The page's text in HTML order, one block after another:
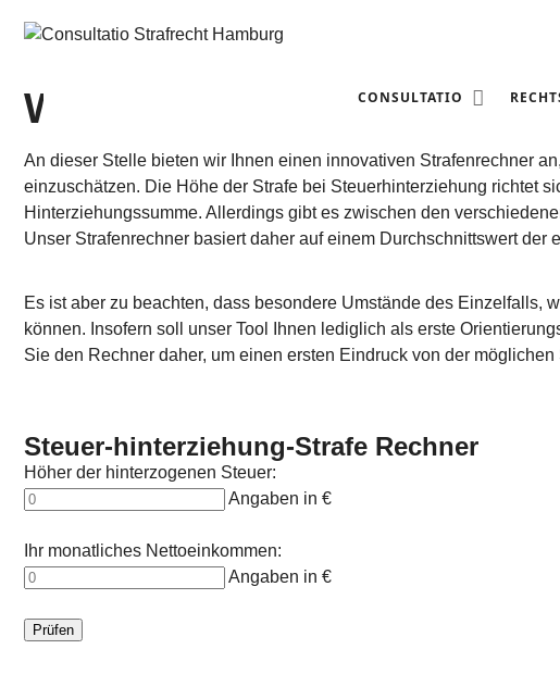
CONSULTATIO
WELCHE STRAFE DROHT
An dieser Stelle bieten wir Ihnen einen innovativen Strafenrechner
einzuschätzen. Die Höhe der Strafe bei Steuerhinterziehung richtet
Hinterziehungssumme. Allerdings gibt es zwischen den
Unser Strafenrechner basiert daher auf einem Durchschnittswert der
Es ist aber zu beachten, dass besondere Umstände des Einzelfalls,
können. Insofern soll unser Tool Ihnen lediglich als erste
Sie den Rechner daher, um einen ersten Eindruck von der
Steuer-hinterziehung-Strafe Rechner
Höher der hinterzogenen Steuer:
Angaben in €
Ihr monatliches Nettoeinkommen:
Angaben in €
Prüfen